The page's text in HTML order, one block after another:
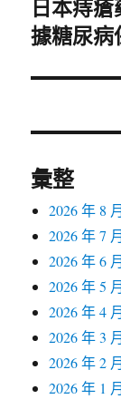
下
一
文
日本痔
據糖尿
彙整
2026 年 8
2026 年 7
2026 年 6
2026 年 5
2026 年 4
2026 年 3
2026 年 2
2026 年 1